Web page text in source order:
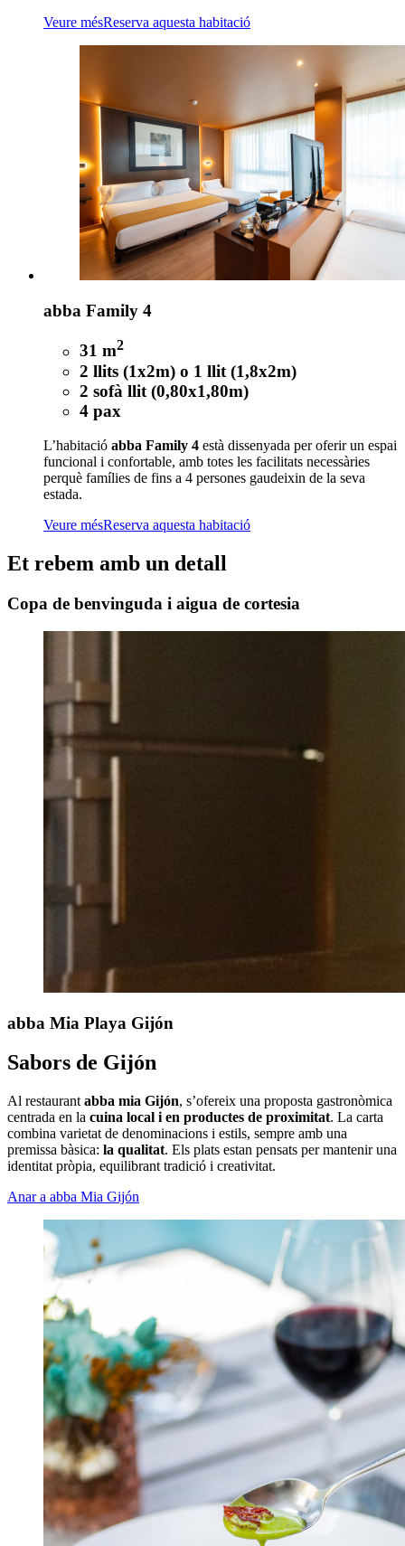
Veure mésReserva aquesta habitació
abba Family 4
31 m2
2 llits (1x2m) o 1 llit (1,8x2m)
2 sofà llit (0,80x1,80m)
4 pax
L’habitació abba Family 4 està dissenyada per oferir un espai
funcional i confortable, amb totes les facilitats necessàries
perquè famílies de fins a 4 persones gaudeixin de la seva
estada.
Veure mésReserva aquesta habitació
Et rebem amb un detall
Copa de benvinguda i aigua de cortesia
abba Mia Playa Gijón
Sabors de Gijón
Al restaurant abba mia Gijón, s’ofereix una proposta gastronòmica
centrada en la cuina local i en productes de proximitat. La carta
combina varietat de denominacions i estils, sempre amb una
premissa bàsica: la qualitat. Els plats estan pensats per mantenir una
identitat pròpia, equilibrant tradició i creativitat.
Anar a abba Mia Gijón